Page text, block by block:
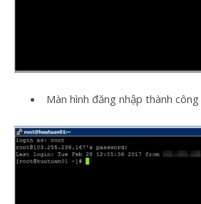
Màn hình đăng nhập thành công